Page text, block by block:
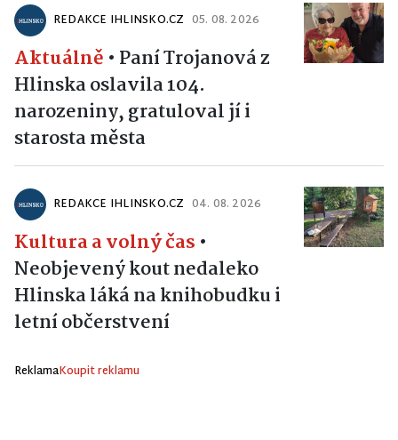
REDAKCE IHLINSKO.CZ 05. 08. 2026
Aktuálně • Paní Trojanová z
Hlinska oslavila 104.
narozeniny, gratuloval jí i
starosta města
REDAKCE IHLINSKO.CZ 04. 08. 2026
Kultura a volný čas •
Neobjevený kout nedaleko
Hlinska láká na knihobudku i
letní občerstvení
ReklamaKoupit reklamu